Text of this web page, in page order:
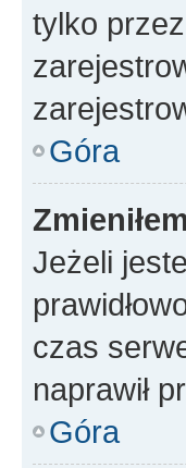
tylko
Góra
Jeżeli
czas
naprawił
Góra